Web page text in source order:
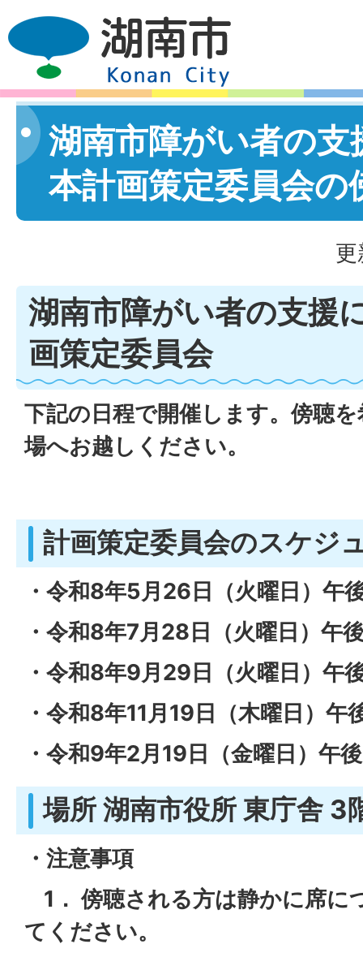
湖南市障がい者の支
本計画策定委員会の
湖南市障がい者の支援
画策定委員会
下記の日程で開催します。傍聴
場へお越しください。
計画策定委員会のスケジ
・令和8年5月26日（火曜日）午
・令和8年7月28日（火曜日）午
・令和8年9月29日（火曜日）午
・令和8年11月19日（木曜日）午
・令和9年2月19日（金曜日）午
場所 湖南市役所 東庁舎 3
・注意事項
1． 傍聴される方は静かに席に
てください。